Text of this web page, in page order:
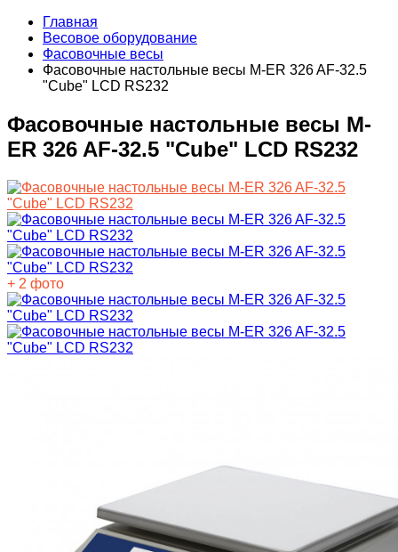
Главная
Весовое оборудование
Фасовочные весы
Фасовочные настольные весы M-ER 326 AF-32.5
"Cube" LCD RS232
Фасовочные настольные весы M-
ER 326 AF-32.5 "Cube" LCD RS232
+ 2 фото